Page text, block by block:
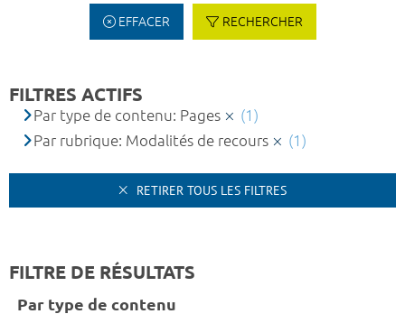
EFFACER RECHERCHER
FILTRES ACTIFS
Par type de contenu: Pages
(1)
Par rubrique: Modalités de recours
(1)
RETIRER TOUS LES FILTRES
FILTRE DE RÉSULTATS
Par type de contenu